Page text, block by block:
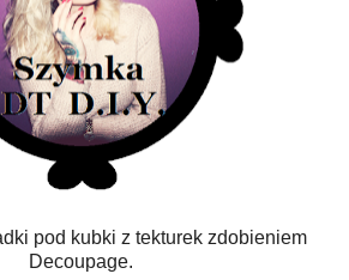
pod kubki z tekturek zdobieniem
Decoupage.